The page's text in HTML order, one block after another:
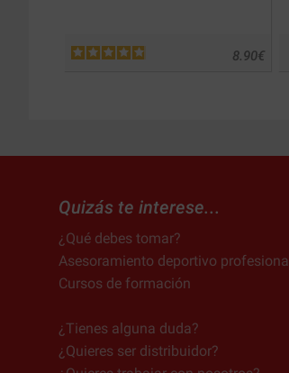
€
8.90
Quizás te interese...
¿Qué debes tomar?
Asesoramiento deportivo profesional
Cursos de formación
¿Tienes alguna duda?
¿Quieres ser distribuidor?